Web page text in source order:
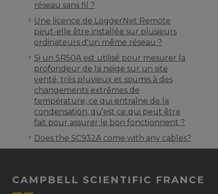
réseau sans fil ?
Une licence de LoggerNet Remote
peut-elle être installée sur plusieurs
ordinateurs d'un même réseau ?
Si un SR50A est utilisé pour mesurer la
profondeur de la neige sur un site
venté, très pluvieux et soumis à des
changements extrêmes de
température, ce qui entraîne de la
condensation, qu'est ce qui peut être
fait pour assurer le bon fonctionnent ?
Does the SC932A come with any cables?
CAMPBELL SCIENTIFIC FRANCE